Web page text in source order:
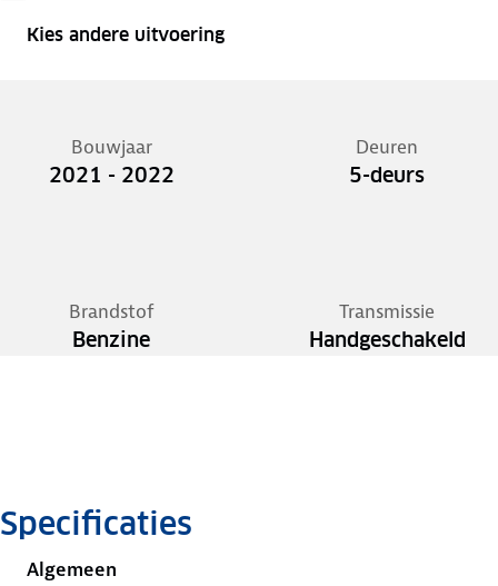
Kies andere uitvoering
Bouwjaar
2021 - 2022
Deuren
5-deurs
Brandstof
Benzine
Transmissie
Handgeschakeld
Specificaties
Algemeen